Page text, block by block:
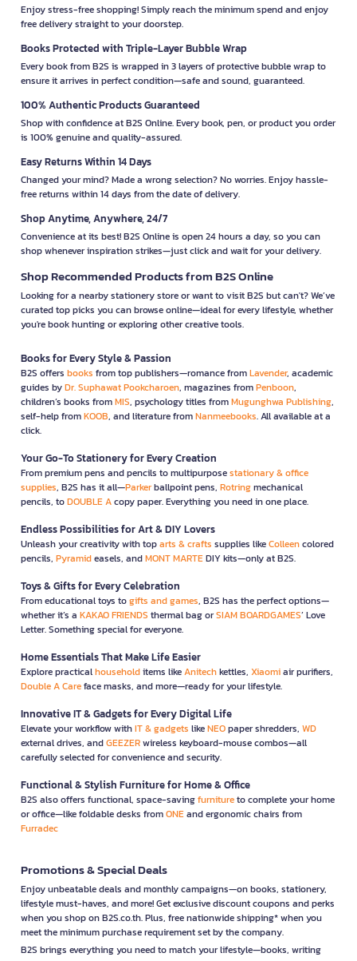
Enjoy stress-free shopping! Simply reach the minimum spend and enjoy
free delivery straight to your doorstep.
Books Protected with Triple-Layer Bubble Wrap
Every book from B2S is wrapped in 3 layers of protective bubble wrap to
ensure it arrives in perfect condition—safe and sound, guaranteed.
100% Authentic Products Guaranteed
Shop with confidence at B2S Online. Every book, pen, or product you order
is 100% genuine and quality-assured.
Easy Returns Within 14 Days
Changed your mind? Made a wrong selection? No worries. Enjoy hassle-
free returns within 14 days from the date of delivery.
Shop Anytime, Anywhere, 24/7
Convenience at its best! B2S Online is open 24 hours a day, so you can
shop whenever inspiration strikes—just click and wait for your delivery.
Shop Recommended Products from B2S Online
Looking for a nearby stationery store or want to visit B2S but can't? We’ve
curated top picks you can browse online—ideal for every lifestyle, whether
you're book hunting or exploring other creative tools.
Books for Every Style & Passion
B2S offers books from top publishers—romance fromLavender, academic
guides byDr. Suphawat Pookcharoen, magazines fromPenboon,
children’s books fromMIS, psychology titles fromMugunghwa Publishing,
self-help fromKOOB, and literature fromNanmeebooks. All available at a
click.
Your Go-To Stationery for Every Creation
From premium pens and pencils to multipurposestationary & office
supplies, B2S has it all—Parkerballpoint pens, Rotringmechanical
pencils, toDOUBLE Acopy paper. Everything you need in one place.
Endless Possibilities for Art & DIY Lovers
Unleash your creativity with toparts & crafts supplies likeColleencolored
pencils, Pyramideasels, andMONT MARTEDIY kits—only at B2S.
Toys & Gifts for Every Celebration
From educational toys togifts and games, B2S has the perfect options—
whether it’s a KAKAO FRIENDS thermal bag orSIAM BOARDGAMES’ Love
Letter. Something special for everyone.
Home Essentials That Make Life Easier
Explore practicalhouseholditems likeAnitechkettles, Xiaomiair purifiers,
Double A Careface masks, and more—ready for your lifestyle.
Innovative IT & Gadgets for Every Digital Life
Elevate your workflow withIT & gadgets likeNEOpaper shredders, WD
external drives, andGEEZERwireless keyboard-mouse combos—all
carefully selected for convenience and security.
Functional & Stylish Furniture for Home & Office
B2S also offers functional, space-savingfurnitureto complete your home
or office—like foldable desks fromONEand ergonomic chairs from
Furradec
Promotions & Special Deals
Enjoy unbeatable deals and monthly campaigns—on books, stationery,
lifestyle must-haves, and more! Get exclusive discount coupons and perks
when you shop on B2S.co.th. Plus, free nationwide shipping* when you
meet the minimum purchase requirement set by the company.
B2S brings everything you need to match your lifestyle—books, writing